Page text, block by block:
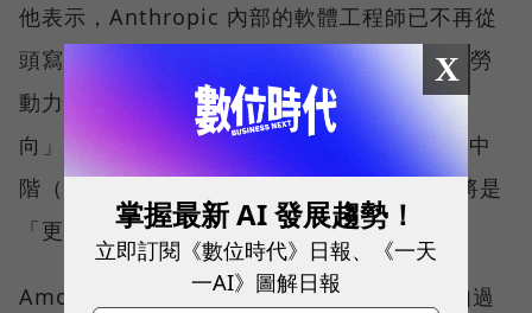
他表示，Anthropic 內部的軟體工程師已不再從
頭寫代碼，而是轉向「編輯代碼」。這意味著勞
動力市場正從「執行力導向」轉向「判斷力導
向」，因此他預見未來在初階（junior）甚至中
階（intermediate）的工作上，企業需要的將是
「更少的人，而不是更多的人」。
Amodei 指出，雖然勞動市場具有適應性（如過
X
掌握最新 AI 發展趨勢！
立即訂閱《數位時代》日報、《一天
一AI》圖解日報